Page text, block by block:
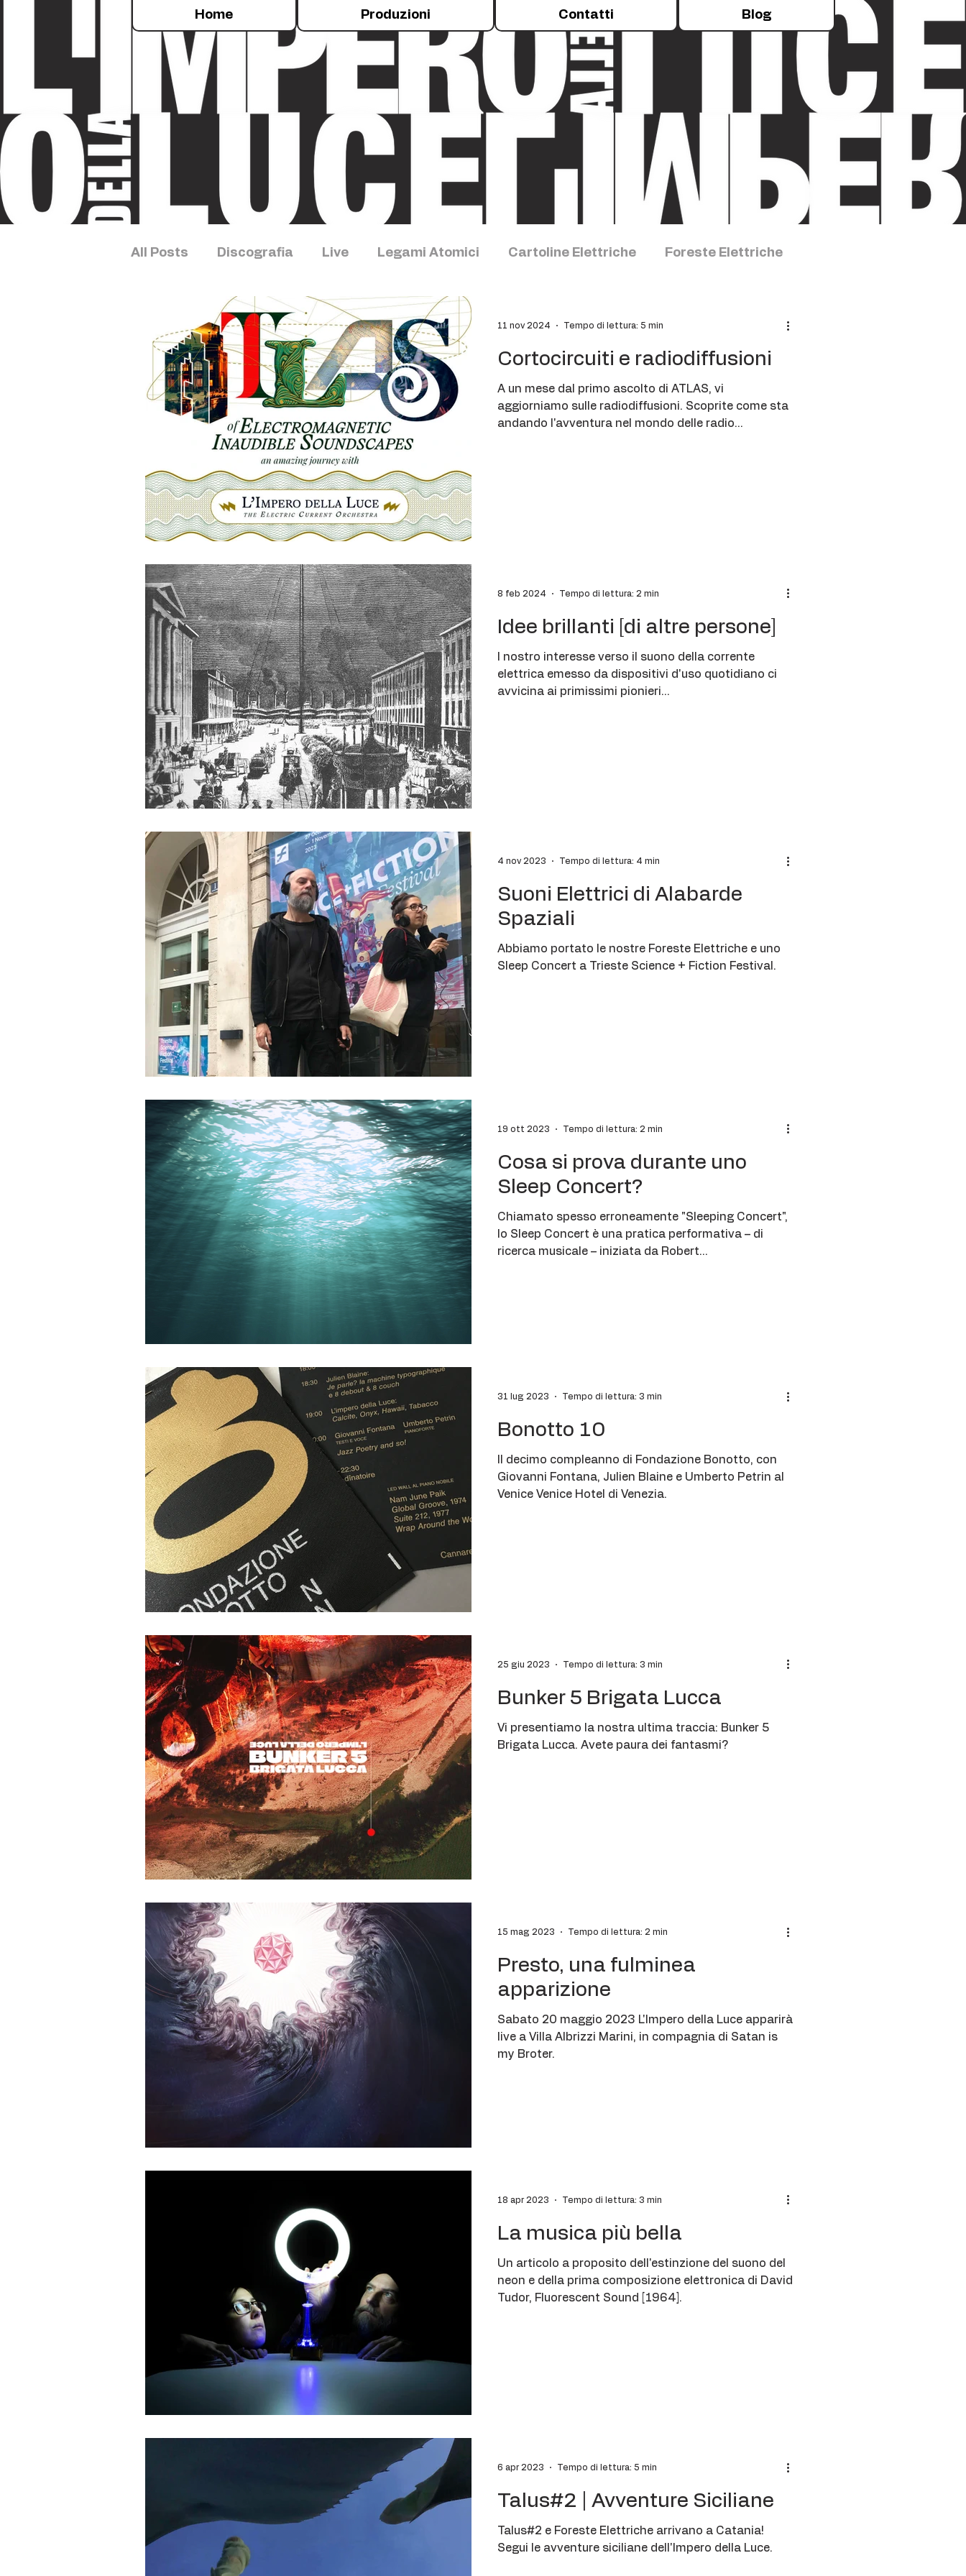
Home Produzioni Contatti Blog
All Posts Discografia Live Legami Atomici Cartoline Elettriche Foreste Elettriche
Sleep Concert Esperimenti Talus Storia della sperimentazione
Cortocircuiti e radiodiffusioni
A un mese dal primo ascolto di ATLAS, vi
aggiorniamo sulle radiodiffusioni. Scoprite come sta
andando l'avventura nel mondo delle radio...
11 nov 2024 Tempo di lettura: 5 min
Idee brillanti [di altre persone]
l nostro interesse verso il suono della corrente
elettrica emesso da dispositivi d'uso quotidiano ci
avvicina ai primissimi pionieri...
8 feb 2024 Tempo di lettura: 2 min
Suoni Elettrici di Alabarde
Spaziali
Abbiamo portato le nostre Foreste Elettriche e uno
Sleep Concert a Trieste Science + Fiction Festival.
4 nov 2023 Tempo di lettura: 4 min
Cosa si prova durante uno
Sleep Concert?
Chiamato spesso erroneamente "Sleeping Concert",
lo Sleep Concert è una pratica performativa – di
ricerca musicale – iniziata da Robert...
19 ott 2023 Tempo di lettura: 2 min
Bonotto 10
Il decimo compleanno di Fondazione Bonotto, con
Giovanni Fontana, Julien Blaine e Umberto Petrin al
Venice Venice Hotel di Venezia.
31 lug 2023 Tempo di lettura: 3 min
Bunker 5 Brigata Lucca
Vi presentiamo la nostra ultima traccia: Bunker 5
Brigata Lucca. Avete paura dei fantasmi?
25 giu 2023 Tempo di lettura: 3 min
Presto, una fulminea
apparizione
Sabato 20 maggio 2023 L'Impero della Luce apparirà
live a Villa Albrizzi Marini, in compagnia di Satan is
my Broter.
15 mag 2023 Tempo di lettura: 2 min
La musica più bella
Un articolo a proposito dell'estinzione del suono del
neon e della prima composizione elettronica di David
Tudor, Fluorescent Sound [1964].
18 apr 2023 Tempo di lettura: 3 min
Talus#2 | Avventure Siciliane
Talus#2 e Foreste Elettriche arrivano a Catania!
Segui le avventure siciliane dell'Impero della Luce.
6 apr 2023 Tempo di lettura: 5 min